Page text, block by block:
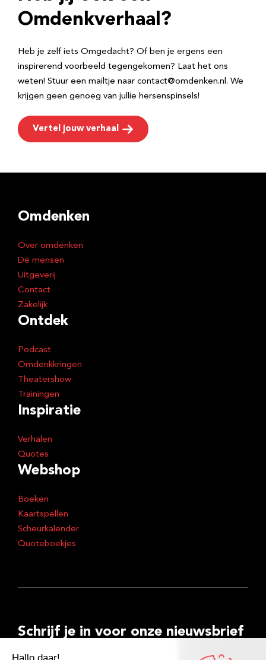
e
Omdenkverhaal?
Heb je zelf iets Omgedacht? Of ben je ergens een
inspirerend voorbeeld tegengekomen? Laat het ons
weten! Stuur een mailtje naar contact@omdenken.nl. We
krijgen geen genoeg van jullie hersenspinsels!
Vertel jouw verhaal
Omdenken
Over omdenken
De mensen
Uitgeverij
Contact
Zakelijk
Ontdek
Podcast
Omdenkkringen
Theatershow
Trainingen
Inspiratie
Verhalen
Quotes
Webshop
Boeken
Kaartspellen
Scheurkalender
Quoteboekjes
Schrijf je in voor onze nieuwsbrief